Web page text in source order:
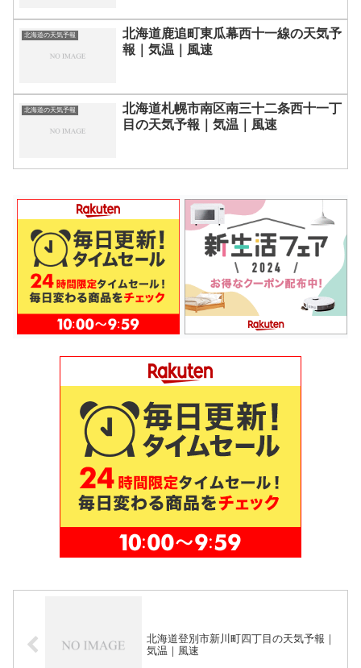
北海道の天気予報
北海道鹿追町東瓜幕西十一線の天気予
報｜気温｜風速
北海道の天気予報
北海道札幌市南区南三十二条西十一丁
目の天気予報｜気温｜風速
北海道登別市新川町四丁目の天気予報｜
気温｜風速